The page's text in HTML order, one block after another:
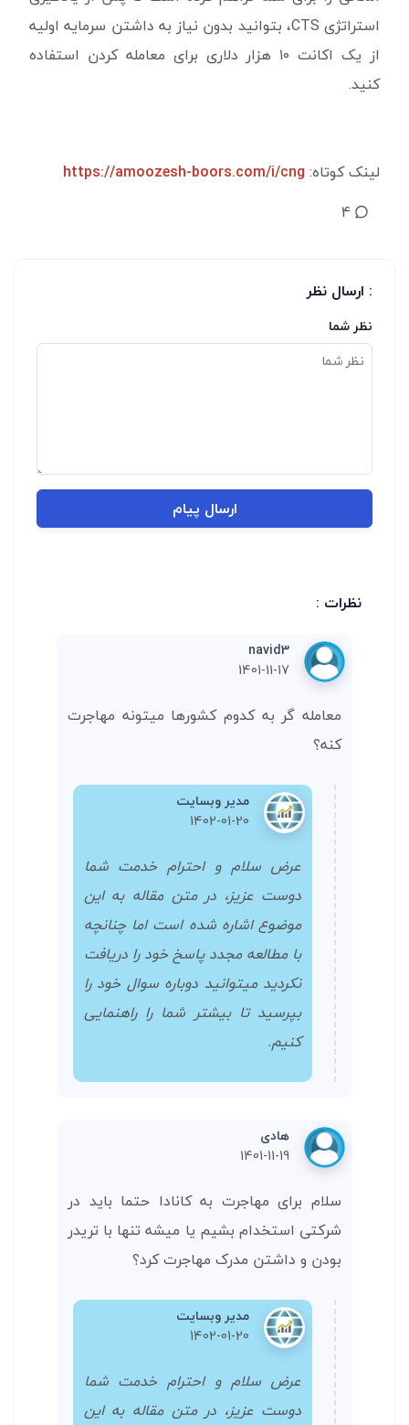
استراتژی CTS، بتوانید بدون نیاز به داشتن سرمایه اولیه
از یک اکانت ۱۰ هزار دلاری برای معامله کردن استفاده
کنید.
لینک کوتاه: https://amoozesh-boors.com/i/cng
4
: ارسال نظر
نظر شما
ارسال پیام
نظرات :
navid3
1401-11-17
معامله گر به کدوم کشورها میتونه مهاجرت
کنه؟
مدیر وبسایت
1402-01-20
عرض سلام و احترام خدمت شما
دوست عزیز، در متن مقاله به این
موضوع اشاره شده است اما چنانچه
با مطالعه مجدد پاسخ خود را دریافت
نکردید میتوانید دوباره سوال خود را
بپرسید تا بیشتر شما را راهنمایی
کنیم.
هادی
1401-11-19
سلام برای مهاجرت به کانادا حتما باید در
شرکتی استخدام بشیم یا میشه تنها با تریدر
بودن و داشتن مدرک مهاجرت کرد؟
مدیر وبسایت
1402-01-20
عرض سلام و احترام خدمت شما
دوست عزیز، در متن مقاله به این